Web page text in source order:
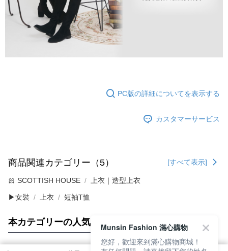
PC版の詳細についてを表示する
カスタマーサービス
商品関連カテゴリー（5） [すべて表示]
🎀 SCOTTISH HOUSE 上衣｜造型上衣
▶女裝 上衣 短袖T恤
本カテゴリーの人気商品 サイト全体のランキング
Munsin Fashion 滿心購物
您好，歡迎來到滿心購物商城！